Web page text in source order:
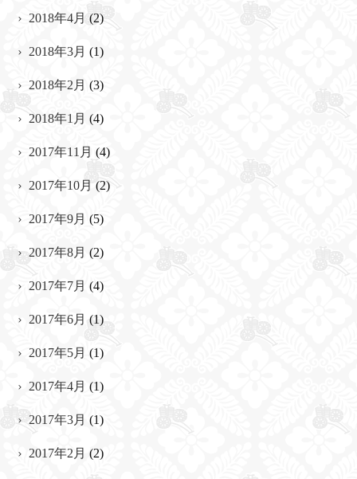
2018年4月 (2)
2018年3月 (1)
2018年2月 (3)
2018年1月 (4)
2017年11月 (4)
2017年10月 (2)
2017年9月 (5)
2017年8月 (2)
2017年7月 (4)
2017年6月 (1)
2017年5月 (1)
2017年4月 (1)
2017年3月 (1)
2017年2月 (2)